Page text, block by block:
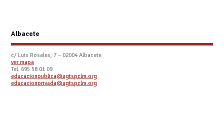
Albacete
c/ Luis Rosales, 7 – 02004 Albacete
ver mapa
Tel. 695 58 01 09
educacionpublica@ugtspclm.org
educacionprivada@ugtspclm.org